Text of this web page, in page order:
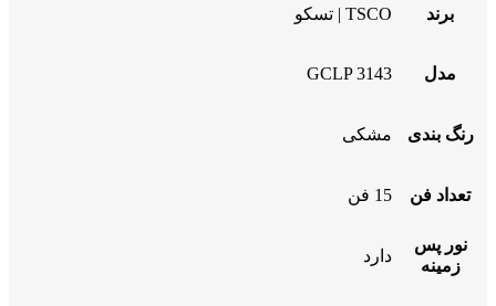
برند TSCO | تسکو
مدل GCLP 3143
رنگ بندی مشکی
تعداد فن 15 فن
نور پس
زمینه
دارد